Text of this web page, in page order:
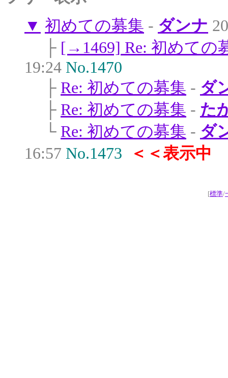
▼ 初めての募集 - ダンナ
├ [→1469] Re: 初めての
19:24 No.1470
├ Re: 初めての募集 - ダ
├ Re: 初めての募集 - た
└ Re: 初めての募集 - ダ
16:57 No.1473 ＜＜表示中
[標準/